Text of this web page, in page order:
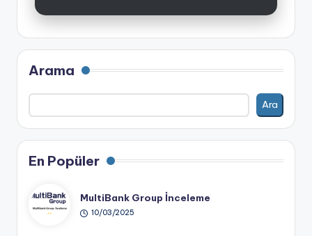
Arama
Ara
En Popüler
MultiBank Group İnceleme
10/03/2025